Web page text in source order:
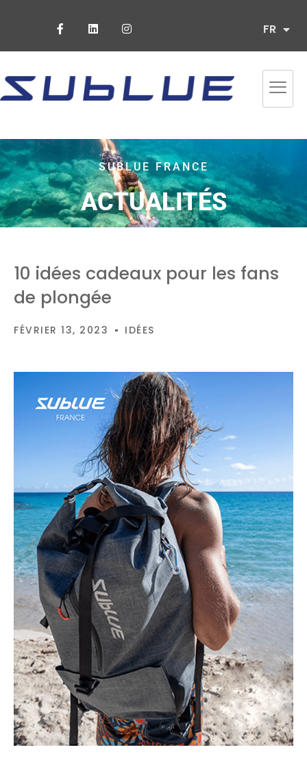
FR
PT
SUBLUE FRANCE
ACTUALITÉS
10 idées cadeaux pour les fans
de plongée
FÉVRIER 13, 2023 IDÉES